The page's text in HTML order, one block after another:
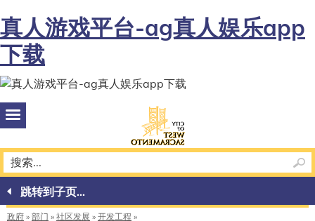
真人游戏平台-ag真人娱乐app
下载
西
萨
克
拉跳转到子页...
政府 » 部门 » 社区发展 » 开发工程